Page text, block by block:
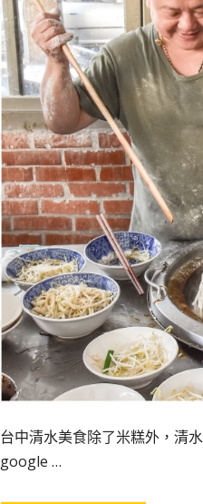
台中清水美食除了米糕外，清
google …